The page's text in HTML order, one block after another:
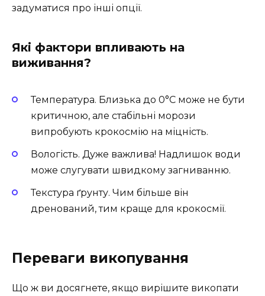
задуматися про інші опції.
Які фактори впливають на
виживання?
Температура. Близька до 0°C може не бути
критичною, але стабільні морози
випробують крокосмію на міцність.
Вологість. Дуже важлива! Надлишок води
може слугувати швидкому загниванню.
Текстура ґрунту. Чим більше він
дренований, тим краще для крокосмії.
Переваги викопування
Що ж ви досягнете, якщо вирішите викопати